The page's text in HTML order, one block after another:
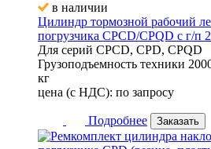
в наличии
Цилиндр тормозной рабочий
погрузчика CPCD/CPQD с г/п
Для серий CPCD, CPD, CPQD
Грузоподъемность техники
кг
цена (с НДС): по запросу
Подробнее Заказать